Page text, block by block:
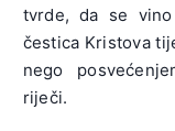
tvrde, da se
čestica Kristova
nego
riječi.